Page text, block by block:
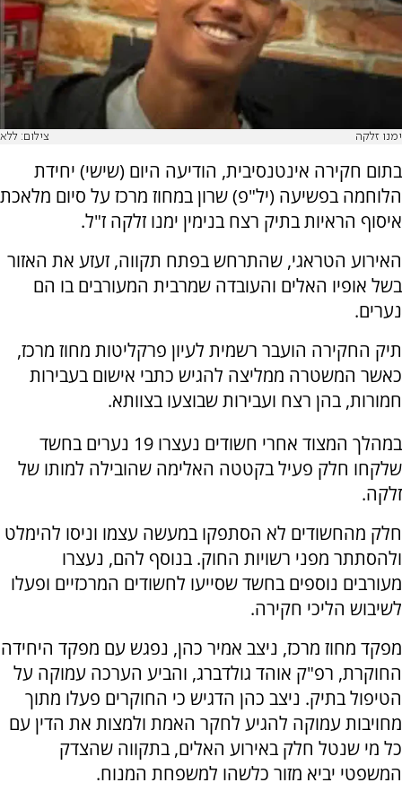
ימנו זלקה צילום: ללא
בתום חקירה אינטנסיבית, הודיעה היום (שישי) יחידת
הלוחמה בפשיעה (יל"פ) שרון במחוז מרכז על סיום מלאכת
איסוף הראיות בתיק רצח בנימין ימנו זלקה ז"ל.
האירוע הטראגי, שהתרחש בפתח תקווה, זעזע את האזור
בשל אופיו האלים והעובדה שמרבית המעורבים בו הם
נערים.
תיק החקירה הועבר רשמית לעיון פרקליטות מחוז מרכז,
כאשר המשטרה ממליצה להגיש כתבי אישום בעבירות
חמורות, בהן רצח ועבירות שבוצעו בצוותא.
במהלך המצוד אחרי חשודים נעצרו 19 נערים בחשד
שלקחו חלק פעיל בקטטה האלימה שהובילה למותו של
זלקה.
חלק מהחשודים לא הסתפקו במעשה עצמו וניסו להימלט
ולהסתתר מפני רשויות החוק. בנוסף להם, נעצרו
מעורבים נוספים בחשד שסייעו לחשודים המרכזיים ופעלו
לשיבוש הליכי חקירה.
מפקד מחוז מרכז, ניצב אמיר כהן, נפגש עם מפקד היחידה
החוקרת, רפ"ק אוהד גולדברג, והביע הערכה עמוקה על
הטיפול בתיק. ניצב כהן הדגיש כי החוקרים פעלו מתוך
מחויבות עמוקה להגיע לחקר האמת ולמצות את הדין עם
כל מי שנטל חלק באירוע האלים, בתקווה שהצדק
המשפטי יביא מזור כלשהו למשפחת המנוח.